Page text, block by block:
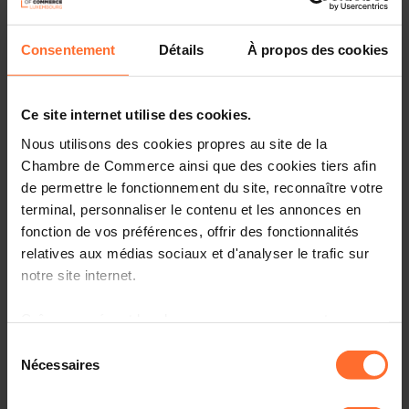
Consentement Détails À propos des cookies
Ce site internet utilise des cookies.
Nous utilisons des cookies propres au site de la
Chambre de Commerce ainsi que des cookies tiers afin
de permettre le fonctionnement du site, reconnaître votre
terminal, personnaliser le contenu et les annonces en
fonction de vos préférences, offrir des fonctionnalités
relatives aux médias sociaux et d'analyser le trafic sur
notre site internet.
à l’exception des cookies strictement nécessaires au
fonctionnement du site. Une description des différents
Nécessaires
Thursday 13 Nov 2025
Other